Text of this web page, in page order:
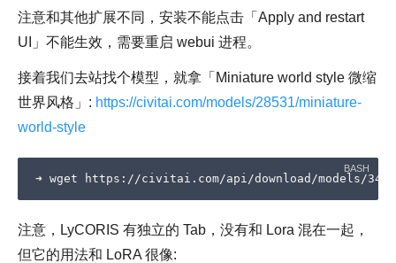
注意和其他扩展不同，安装不能点击「Apply and restart
UI」不能生效，需要重启 webui 进程。
接着我们去站找个模型，就拿「Miniature world style 微缩
世界风格」: https://civitai.com/models/28531/miniature-
world-style
注意，LyCORIS 有独立的 Tab，没有和 Lora 混在一起，
但它的用法和 LoRA 很像: